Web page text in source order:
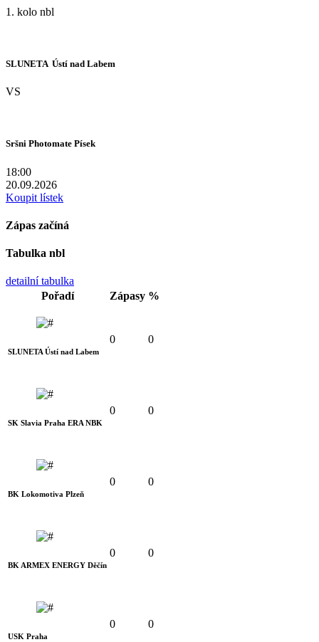
1. kolo nbl
SLUNETA  Ústí nad Labem
VS
Sršni Photomate Písek
18:00
20.09.2026
Koupit lístek
Zápas začíná
Tabulka nbl
detailní tabulka
Pořadí
Zápasy %
SLUNETA Ústí nad Labem
0 0
SK Slavia Praha ERA NBK
0 0
BK Lokomotiva Plzeň
0 0
BK ARMEX ENERGY Děčín
0 0
USK Praha
0 0